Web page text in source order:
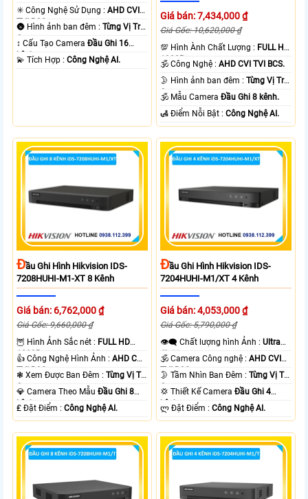
✳️ Công Nghệ Sử Dụng :AHD CVI
TVI BCS.
🌚 Hình ảnh ban đêm :Từng Vị Trí
Camera .
↕️ Cấu Tạo CameraĐầu Ghi 16
kênh.
️💫 Tích Hợp :Công Nghệ AI.
Giá bán: 7,434,000 ₫
Giá Gốc: 10,620,000 ₫
💯 Hình Ành Chất Lượng : FULL HD
1080P .
🕉️ Công Nghệ :AHD CVI TVI BCS.
🌛 Hình ảnh ban đêm :Từng Vị Trí
Camera .
🕉️ Mẫu CameraĐầu Ghi 8 kênh.
️🛃 Điểm Nỗi Bật :Công Nghệ AI.
ĐẦu Ghi Hình Hikvision IDS-
7208HUHI-M1-XT 8 Kênh
Giá bán: 6,762,000 ₫
Giá Gốc: 9,660,000 ₫
🦉 Hình Ảnh Sắc nét : FULL HD
1080P .
👍 Công Nghệ Hình Ảnh :AHD CVI
TVI BCS.
❃ Xem Được Ban Đêm :Từng Vị Trí
Camera .
💎 Camera Theo MẫuĐầu Ghi 8
kênh.
️₤ Đặt Điểm :Công Nghệ AI.
ĐẦu Ghi Hình Hikvision IDS-
7204HUHI-M1/XT 4 Kênh
Giá bán: 4,053,000 ₫
Giá Gốc: 5,790,000 ₫
👁️‍🗨 Chất lượng hình Ảnh :Ultra
4k 👍🏾 .
🕉️ Camera Công nghệ :AHD CVI
TVI BCS.
🌛 Tầm Nhìn Ban Đêm :Từng Vị Trí
Camera .
💢 Thiết Kế CameraĐầu Ghi 4
kênh.
️ლ Đặt Điểm :Công Nghệ AI.